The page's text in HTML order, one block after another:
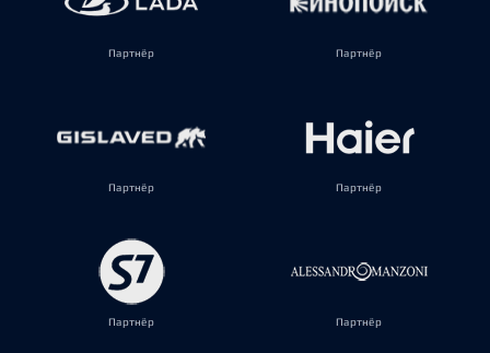
Партнёр Партнёр
Партнёр Партнёр
Партнёр Партнёр